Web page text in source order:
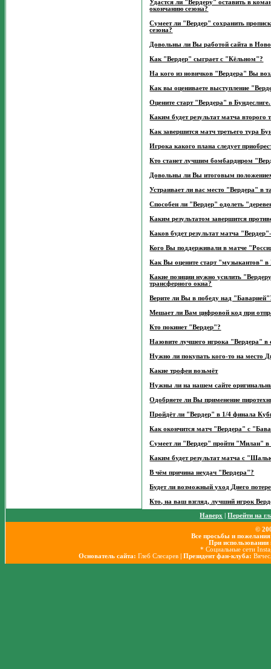
Удастся ли "Вердеру" оставить в
окончанию сезона?
Сумеет ли "Вердер" сохранить
сезона?
Довольны ли Вы работой сайта в
Как "Вердер" сыграет с "Кёльном"?
На кого из новичков "Вердера" Вы
Как вы оцениваете выступление
Оцените старт "Вердера" в Бундеслиге.
Каким будет результат матча
Как завершится матч третьего тура
Игрока какого плана следует
Кто станет лучшим бомбардиром
Довольны ли Вы итоговым
Устраивает ли вас место "Вердера" в
Способен ли "Вердер" одолеть
Каким результатом завершится
Каков будет результат матча
Кого Вы поддерживали в матче
Как Вы оцените старт "музыкантов" в
Какие позиции нужно усилить
трансферного окна?
Верите ли Вы в победу над
Мешает ли Вам цифровой код при
Кто покинет "Вердер"?
Назовите лучшего игрока "Вердера" в
Нужно ли покупать кого-то на место
Какие трофеи возьмёт
Нужны ли на нашем сайте
Одобряете ли Вы применение
Пройдёт ли "Вердер" в 1/4 финала
Как окончится матч "Вердера" с
Сумеет ли "Вердер" пройти "Милан"
Каким будет результат матча с
В чём причина неудач "Вердера"?
Будет ли возможный уход Диего
Кто, на ваш взгляд, лучший игрок
Наверх |Перейти на
©
Все просьбы и
При использовании
* Социальные сети
Основатель сайта: Глеб Слесарев | Президент фан-клуба: